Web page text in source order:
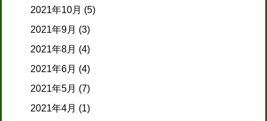
2021年10月 (5)
2021年9月 (3)
2021年8月 (4)
2021年6月 (4)
2021年5月 (7)
2021年4月 (1)